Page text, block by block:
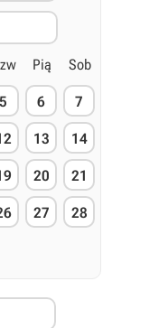
Pią Sob
5 6 7
13 14
20 21
27 28